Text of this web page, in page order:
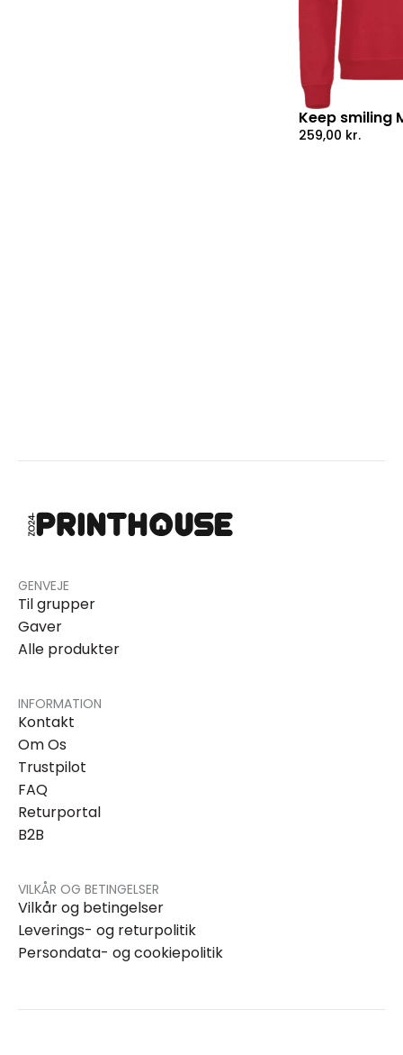
Keep smiling
259,00 kr.
GENVEJE
Til grupper
Gaver
Alle produkter
INFORMATION
Kontakt
Om Os
Trustpilot
FAQ
Returportal
B2B
VILKÅR OG BETINGELSER
Vilkår og betingelser
Leverings- og returpolitik
Persondata- og cookiepolitik